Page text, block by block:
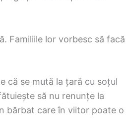
Familiile lor vorbesc să facă
că se mută la țară cu soțul
să nu renunțe la
bărbat care în viitor poate o